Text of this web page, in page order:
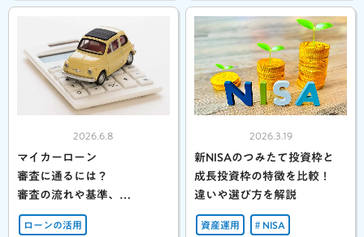
2026.6.8
マイカーローン
審査に通るには？
審査の流れや基準、
注意点を解説
ローンの活用
2026.3.19
新NISAのつみたて投資枠と
成長投資枠の特徴を比較！
違いや選び方を解説
資産運用 NISA